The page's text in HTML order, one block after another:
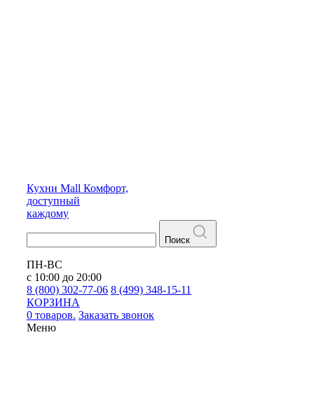
Кухни Mall Комфорт,
доступный
каждому
Поиск
ПН-ВС
с 10:00 до 20:00
8 (800) 302-77-06 8 (499) 348-15-11
КОРЗИНА
0 товаров. Заказать звонок
Меню